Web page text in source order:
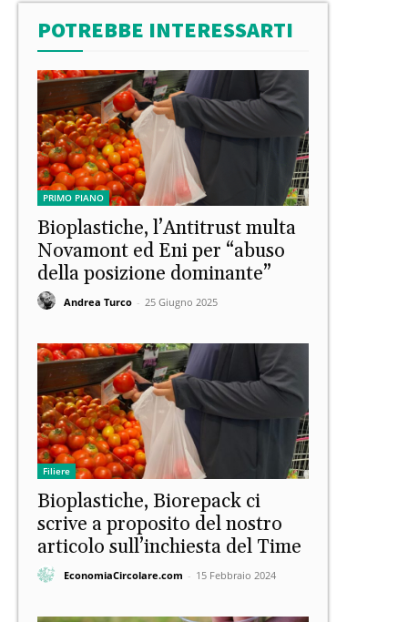
POTREBBE INTERESSARTI
PRIMO PIANO
Bioplastiche, l’Antitrust multa
Novamont ed Eni per “abuso
della posizione dominante”
Andrea Turco - 25 Giugno 2025
Filiere
Bioplastiche, Biorepack ci
scrive a proposito del nostro
articolo sull’inchiesta del Time
EconomiaCircolare.com - 15 Febbraio 2024